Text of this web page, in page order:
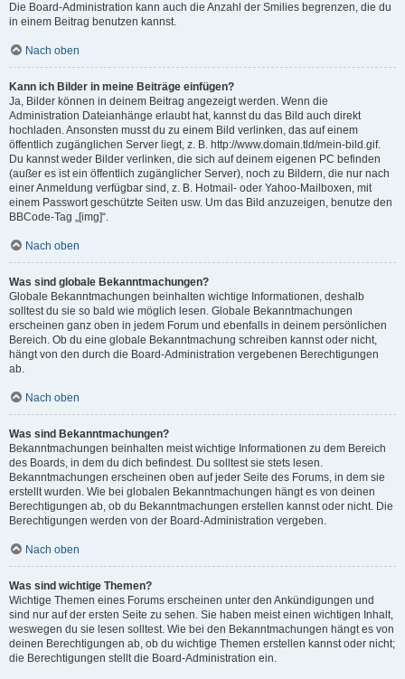
Die Board-Administration kann auch die Anzahl der Smilies begrenzen, die du
in einem Beitrag benutzen kannst.
Nach oben
Kann ich Bilder in meine Beiträge einfügen?
Ja, Bilder können in deinem Beitrag angezeigt werden. Wenn die
Administration Dateianhänge erlaubt hat, kannst du das Bild auch direkt
hochladen. Ansonsten musst du zu einem Bild verlinken, das auf einem
öffentlich zugänglichen Server liegt, z. B. http://www.domain.tld/mein-bild.gif.
Du kannst weder Bilder verlinken, die sich auf deinem eigenen PC befinden
(außer es ist ein öffentlich zugänglicher Server), noch zu Bildern, die nur nach
einer Anmeldung verfügbar sind, z. B. Hotmail- oder Yahoo-Mailboxen, mit
einem Passwort geschützte Seiten usw. Um das Bild anzuzeigen, benutze den
BBCode-Tag „[img]“.
Nach oben
Was sind globale Bekanntmachungen?
Globale Bekanntmachungen beinhalten wichtige Informationen, deshalb
solltest du sie so bald wie möglich lesen. Globale Bekanntmachungen
erscheinen ganz oben in jedem Forum und ebenfalls in deinem persönlichen
Bereich. Ob du eine globale Bekanntmachung schreiben kannst oder nicht,
hängt von den durch die Board-Administration vergebenen Berechtigungen
ab.
Nach oben
Was sind Bekanntmachungen?
Bekanntmachungen beinhalten meist wichtige Informationen zu dem Bereich
des Boards, in dem du dich befindest. Du solltest sie stets lesen.
Bekanntmachungen erscheinen oben auf jeder Seite des Forums, in dem sie
erstellt wurden. Wie bei globalen Bekanntmachungen hängt es von deinen
Berechtigungen ab, ob du Bekanntmachungen erstellen kannst oder nicht. Die
Berechtigungen werden von der Board-Administration vergeben.
Nach oben
Was sind wichtige Themen?
Wichtige Themen eines Forums erscheinen unter den Ankündigungen und
sind nur auf der ersten Seite zu sehen. Sie haben meist einen wichtigen Inhalt,
weswegen du sie lesen solltest. Wie bei den Bekanntmachungen hängt es von
deinen Berechtigungen ab, ob du wichtige Themen erstellen kannst oder nicht;
die Berechtigungen stellt die Board-Administration ein.